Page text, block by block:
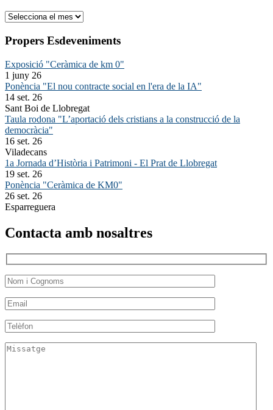
Arxiu
Propers Esdeveniments
Exposició "Ceràmica de km 0"
1 juny 26
Ponència "El nou contracte social en l'era de la IA"
14 set. 26
Sant Boi de Llobregat
Taula rodona "L’aportació dels cristians a la construcció de la
democràcia"
16 set. 26
Viladecans
1a Jornada d’Història i Patrimoni - El Prat de Llobregat
19 set. 26
Ponència "Ceràmica de KM0"
26 set. 26
Esparreguera
Contacta amb nosaltres